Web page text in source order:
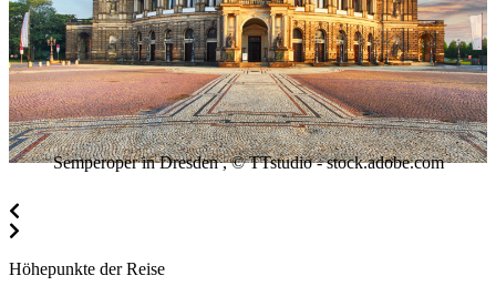
Semperoper in Dresden , © TTstudio - stock.adobe.com
Höhepunkte der Reise